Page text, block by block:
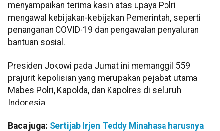
menyampaikan terima kasih atas upaya Polri
mengawal kebijakan-kebijakan Pemerintah, seperti
penanganan COVID-19 dan pengawalan penyaluran
bantuan sosial.
Presiden Jokowi pada Jumat ini memanggil 559
prajurit kepolisian yang merupakan pejabat utama
Mabes Polri, Kapolda, dan Kapolres di seluruh
Indonesia.
Baca juga: Sertijab Irjen Teddy Minahasa harusnya